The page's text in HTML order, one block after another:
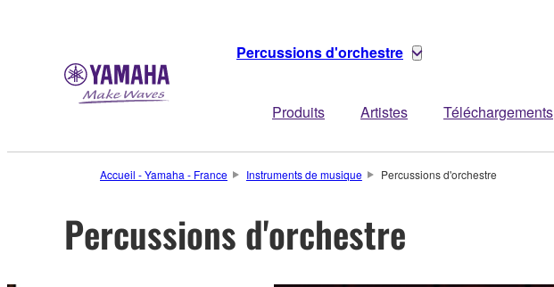
Percussions d'orchestre
Produits Artistes Téléchargements
Accueil - Yamaha - France Instruments de musique Percussions d'orchestre
Percussions d'orchestre